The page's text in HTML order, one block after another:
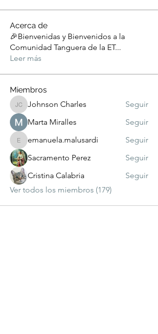
Acerca de
🎉Bienvenidas y Bienvenidos a la
Comunidad Tanguera de la ET...
Leer más
Miembros
Johnson Charles
Johnson Charles
Seguir
Marta Miralles
Seguir
emanuela.malusardi
emanuela.malusardi
Seguir
Sacramento Perez
Seguir
Cristina Calabria
Seguir
Ver todos los miembros (179)